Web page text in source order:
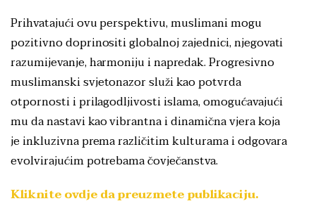
Prihvatajući ovu perspektivu, muslimani mogu
pozitivno doprinositi globalnoj zajednici, njegovati
razumijevanje, harmoniju i napredak. Progresivno
muslimanski svjetonazor služi kao potvrda
otpornosti i prilagodljivosti islama, omogućavajući
mu da nastavi kao vibrantna i dinamična vjera koja
je inkluzivna prema različitim kulturama i odgovara
evolvirajućim potrebama čovječanstva.
Kliknite ovdje da preuzmete publikaciju.